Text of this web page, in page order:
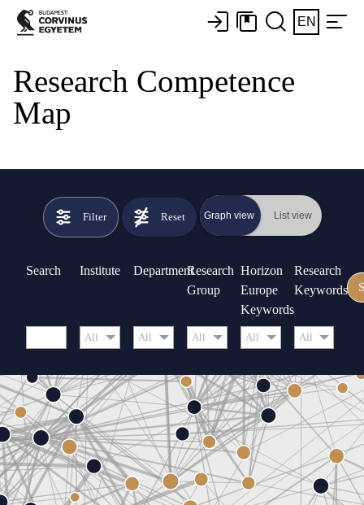
EN
Research Competence
Map
Filter Reset
Search Institute
All
Department
All
Research
Group
All
Horizon
Europe
Keywords
All
Research
Keywords
All